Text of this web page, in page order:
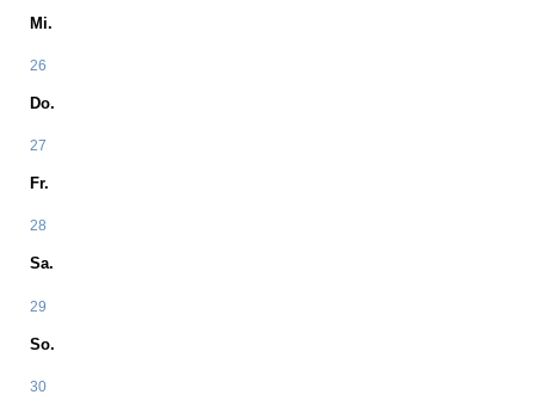
Mi.
26
Do.
27
Fr.
28
Sa.
29
So.
30